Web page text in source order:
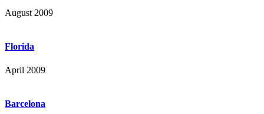
August 2009
Florida
April 2009
Barcelona